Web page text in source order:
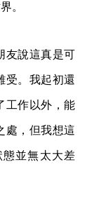
。
友說這真是可
受。我起初還
工作以外，能
處，但我想這
並無太大差